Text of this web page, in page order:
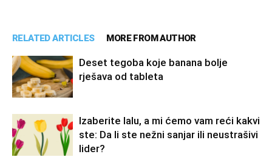
RELATED ARTICLES MORE FROM AUTHOR
Deset tegoba koje banana bolje
rješava od tableta
Izaberite lalu, a mi ćemo vam reći kakvi
ste: Da li ste nežni sanjar ili neustrašivi
lider?